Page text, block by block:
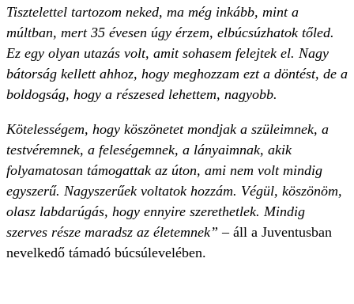
Tisztelettel tartozom neked, ma még inkább, mint a
múltban, mert 35 évesen úgy érzem, elbúcsúzhatok tőled.
Ez egy olyan utazás volt, amit sohasem felejtek el. Nagy
bátorság kellett ahhoz, hogy meghozzam ezt a döntést, de a
boldogság, hogy a részesed lehettem, nagyobb.
Kötelességem, hogy köszönetet mondjak a szüleimnek, a
testvéremnek, a feleségemnek, a lányaimnak, akik
folyamatosan támogattak az úton, ami nem volt mindig
egyszerű. Nagyszerűek voltatok hozzám. Végül, köszönöm,
olasz labdarúgás, hogy ennyire szerethetlek. Mindig
szerves része maradsz az életemnek” – áll a Juventusban
nevelkedő támadó búcsúlevelében.